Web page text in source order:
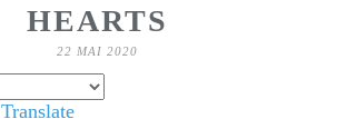
HEARTS
22 MAI 2020
Translate